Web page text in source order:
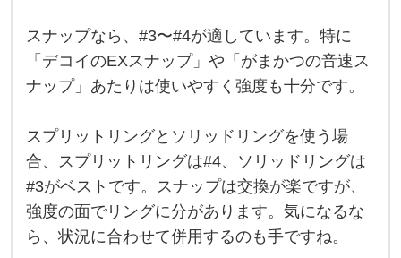
0
m
の
ブ
な
と
引
き
も
強
烈
スナップなら、#3〜#4が適しています。特に
「デコイのEXスナップ」や「がまかつの音速ス
ナップ」あたりは使いやすく強度も十分です。
スプリットリングとソリッドリングを使う場
合、スプリットリングは#4、ソリッドリングは
#3がベストです。スナップは交換が楽ですが、
強度の面でリングに分があります。気になるな
ら、状況に合わせて併用するのも手ですね。